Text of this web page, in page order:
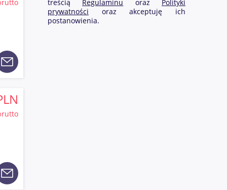
treścią Regulaminu oraz Polityki
prywatności oraz akceptuję ich
postanowienia.